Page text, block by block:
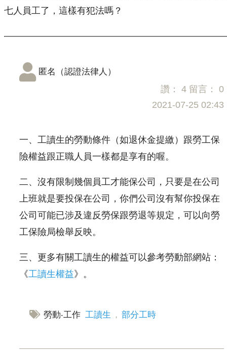
七人員工了，這樣有犯法嗎？
匿名（認證法律人）
讚： 4 留言： 0
2021-07-25 02:43
一、工讀生的勞動條件（如退休金提繳）跟勞工保
險權益跟正職人員一樣都是享有的喔。
二、沒有限制幾個員工才能保公司，只要是在公司
上班就是要投保在公司，你們公司沒有幫你投保在
公司可能已涉及違反勞保跟勞退等規定，可以向勞
工保險局檢舉反映。
三、更多有關工讀生的權益可以參考勞動部網站：
《工讀生權益》。
勞動‧工作 工讀生 ， 部分工時